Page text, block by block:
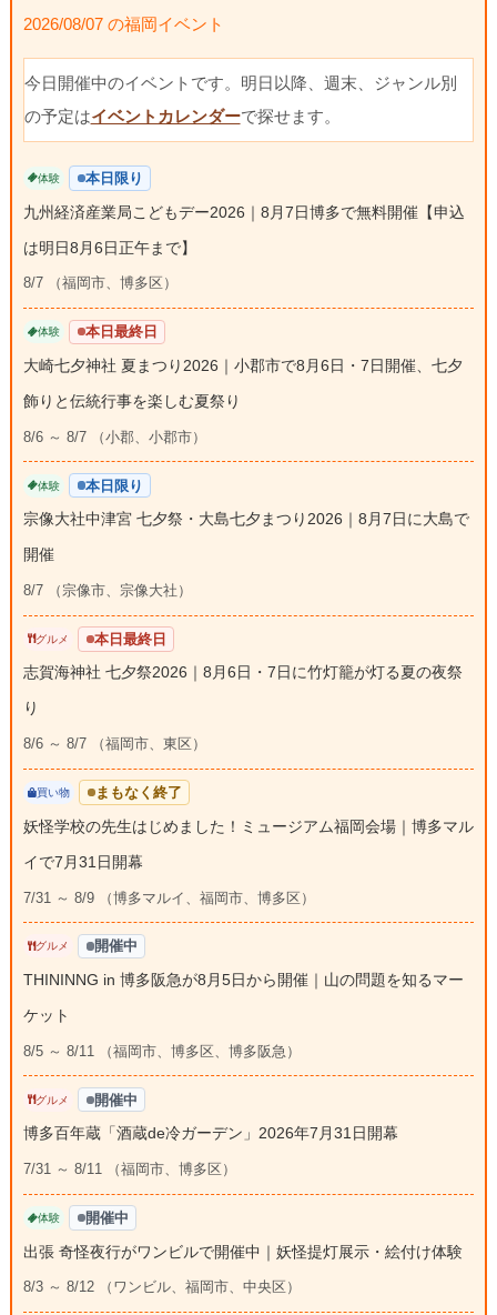
2026/08/07 の福岡イベント
今日開催中のイベントです。明日以降、週末、ジャンル別
の予定はイベントカレンダーで探せます。
体験 本日限り
九州経済産業局こどもデー2026｜8月7日博多で無料開催【申込
は明日8月6日正午まで】
8/7 （福岡市、博多区）
体験 本日最終日
大崎七夕神社 夏まつり2026｜小郡市で8月6日・7日開催、七夕
飾りと伝統行事を楽しむ夏祭り
8/6 ～ 8/7 （小郡、小郡市）
体験 本日限り
宗像大社中津宮 七夕祭・大島七夕まつり2026｜8月7日に大島で
開催
8/7 （宗像市、宗像大社）
グルメ 本日最終日
志賀海神社 七夕祭2026｜8月6日・7日に竹灯籠が灯る夏の夜祭
り
8/6 ～ 8/7 （福岡市、東区）
買い物 まもなく終了
妖怪学校の先生はじめました！ミュージアム福岡会場｜博多マル
イで7月31日開幕
7/31 ～ 8/9 （博多マルイ、福岡市、博多区）
グルメ 開催中
THININNG in 博多阪急が8月5日から開催｜山の問題を知るマー
ケット
8/5 ～ 8/11 （福岡市、博多区、博多阪急）
グルメ 開催中
博多百年蔵「酒蔵de冷ガーデン」2026年7月31日開幕
7/31 ～ 8/11 （福岡市、博多区）
体験 開催中
出張 奇怪夜行がワンビルで開催中｜妖怪提灯展示・絵付け体験
8/3 ～ 8/12 （ワンビル、福岡市、中央区）